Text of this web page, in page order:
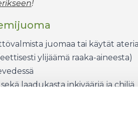
!
juomaa tai käytät
ylijäämä raaka-aineesta)
laadukasta inkivääriä ja chiliä